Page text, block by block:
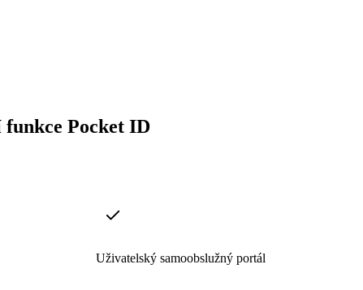
Pocket ID
Uživatelský samoobslužný portál